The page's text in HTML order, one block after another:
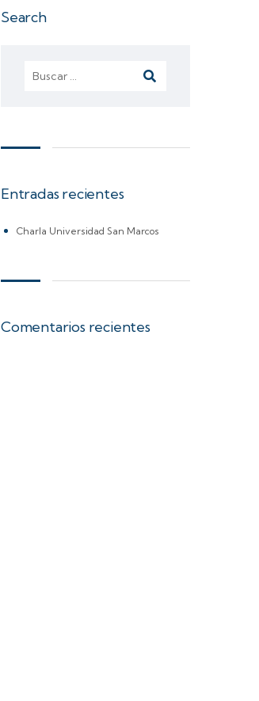
Search
Buscar:
Entradas recientes
Charla Universidad San Marcos
Comentarios recientes